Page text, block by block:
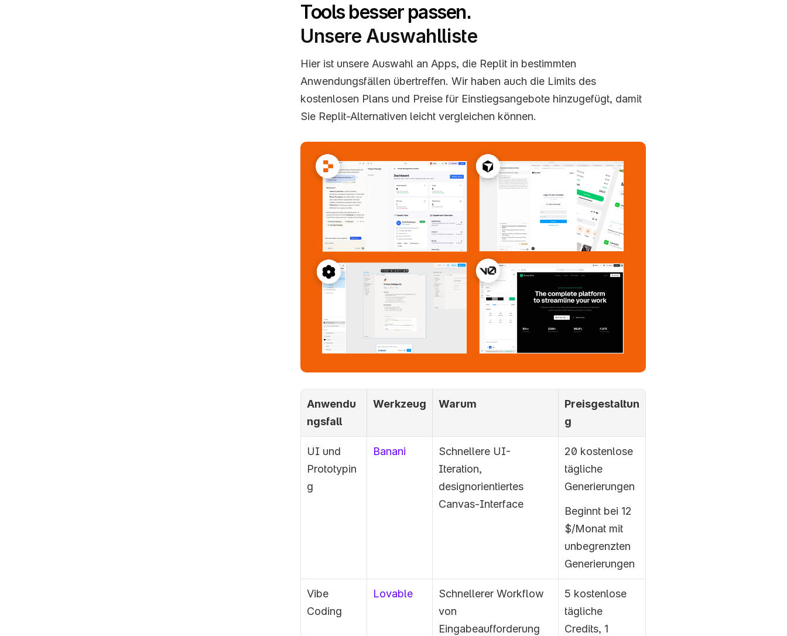
Tools besser passen.
Unsere Auswahlliste
Hier ist unsere Auswahl an Apps, die Replit in bestimmten
Anwendungsfällen übertreffen. Wir haben auch die Limits des
kostenlosen Plans und Preise für Einstiegsangebote hinzugefügt, damit
Sie Replit-Alternativen leicht vergleichen können.
Anwendu
ngsfall
Werkzeug Warum
Preisgestaltun
g
UI und
Prototypin
g
Banani
Schnellere UI-
Iteration,
designorientiertes
Canvas-Interface
20 kostenlose
tägliche
Generierungen
Beginnt bei 12
$/Monat mit
unbegrenzten
Generierungen
Vibe
Coding
Lovable
Schnellerer Workflow
von
Eingabeaufforderung
5 kostenlose
tägliche
Credits, 1